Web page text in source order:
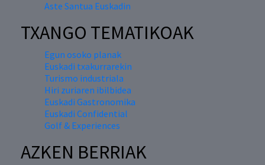
Aste Santua Euskadin
TXANGO TEMATIKOAK
Egun osoko planak
Euskadi txakurrarekin
Turismo industriala
Hiri zuriaren ibilbidea
Euskadi Gastronomika
Euskadi Confidential
Golf & Experiences
AZKEN BERRIAK